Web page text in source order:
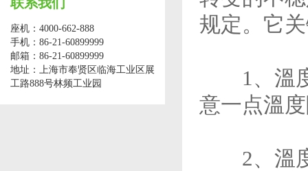
座机：4000-662-888
手机：86-21-60899999
邮箱：86-21-60899999
地址：上海市奉贤区临海工业区展
工路888号林频工业园
规定。它
1、溫度
意一点溫
2、溫度